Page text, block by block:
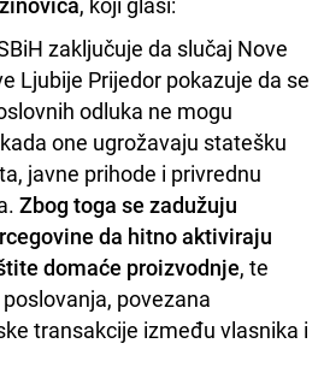
zaključuje da slučaj Nove
Ljubije Prijedor pokazuje da se
odluka ne mogu
one ugrožavaju statešku
javne prihode i privrednu
Zbog toga se zadužuju
da hitno aktiviraju
domaće proizvodnje, te
povezana
transakcije između vlasnika i